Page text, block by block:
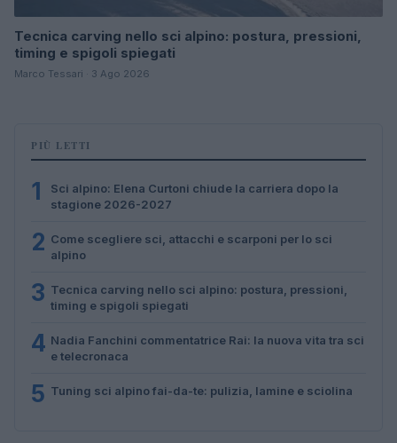
Tecnica carving nello sci alpino: postura, pressioni,
timing e spigoli spiegati
Marco Tessari · 3 Ago 2026
PIÙ LETTI
1
Sci alpino: Elena Curtoni chiude la carriera dopo la
stagione 2026-2027
2 Come scegliere sci, attacchi e scarponi per lo sci
alpino
3 Tecnica carving nello sci alpino: postura, pressioni,
timing e spigoli spiegati
4 Nadia Fanchini commentatrice Rai: la nuova vita tra sci
e telecronaca
5 Tuning sci alpino fai-da-te: pulizia, lamine e sciolina